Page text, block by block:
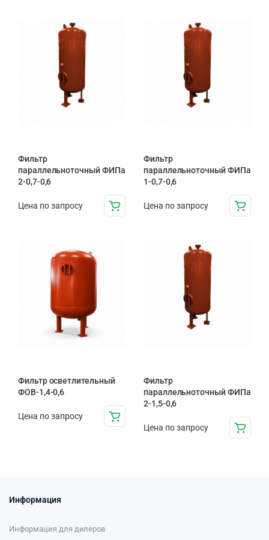
Фильтр
параллельноточный ФИПа
2-0,7-0,6
Цена по запросу
Фильтр
параллельноточный ФИПа
1-0,7-0,6
Цена по запросу
Фильтр осветлительный
ФОВ-1,4-0,6
Цена по запросу
Фильтр
параллельноточный ФИПа
2-1,5-0,6
Цена по запросу
Информация
Информация для дилеров